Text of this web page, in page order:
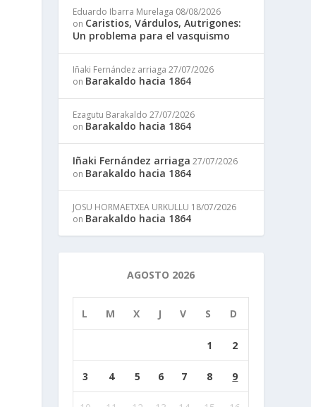
Eduardo Ibarra Murelaga 08/08/2026
on Caristios, Várdulos, Autrigones:
Un problema para el vasquismo
Iñaki Fernández arriaga 27/07/2026
on Barakaldo hacia 1864
Ezagutu Barakaldo 27/07/2026
on Barakaldo hacia 1864
Iñaki Fernández arriaga 27/07/2026
on Barakaldo hacia 1864
JOSU HORMAETXEA URKULLU 18/07/2026
on Barakaldo hacia 1864
AGOSTO 2026
L M X J V S D
1 2
3 4 5 6 7 8 9